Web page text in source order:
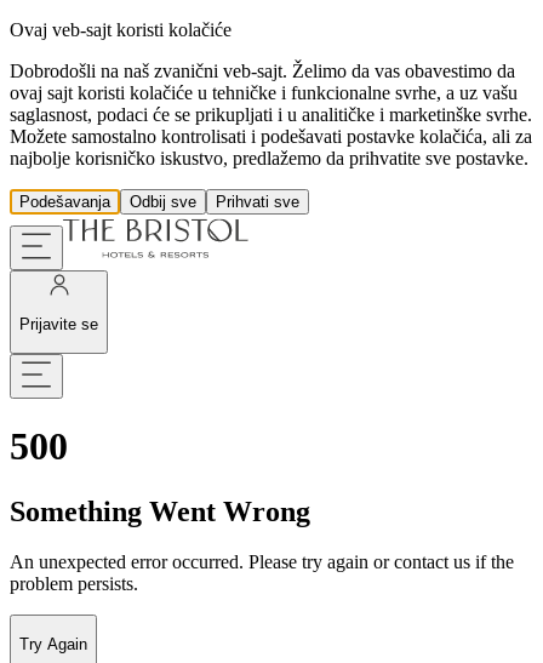
Ovaj veb-sajt koristi kolačiće
Dobrodošli na naš zvanični veb-sajt. Želimo da vas obavestimo da
ovaj sajt koristi kolačiće u tehničke i funkcionalne svrhe, a uz vašu
saglasnost, podaci će se prikupljati i u analitičke i marketinške svrhe.
Možete samostalno kontrolisati i podešavati postavke kolačića, ali za
najbolje korisničko iskustvo, predlažemo da prihvatite sve postavke.
Podešavanja Odbij sve Prihvati sve
Prijavite se
500
Something Went Wrong
An unexpected error occurred. Please try again or contact us if the
problem persists.
Try Again